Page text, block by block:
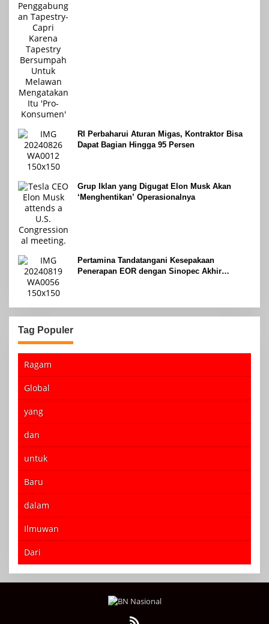
RI Perbaharui Aturan Migas, Kontraktor Bisa
Dapat Bagian Hingga 95 Persen
Grup Iklan yang Digugat Elon Musk Akan
‘Menghentikan’ Operasionalnya
Pertamina Tandatangani Kesepakaan
Penerapan EOR dengan Sinopec Akhir
Tag Populer
Ragam
Global
yang
dan
untuk
Baru
dalam
Ilmuwan
Dari